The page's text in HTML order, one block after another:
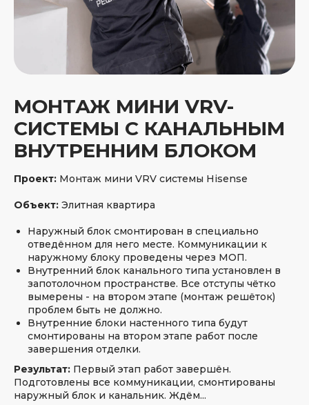
МОНТАЖ МИНИ VRV-
СИСТЕМЫ С КАНАЛЬНЫМ
ВНУТРЕННИМ БЛОКОМ
Проект: Монтаж мини VRV системы Hisense
Объект: Элитная квартира
Наружный блок смонтирован в специально
отведённом для него месте. Коммуникации к
наружному блоку проведены через МОП.
Внутренний блок канального типа установлен в
запотолочном пространстве. Все отступы чётко
вымерены - на втором этапе (монтаж решёток)
проблем быть не должно.
Внутренние блоки настенного типа будут
смонтированы на втором этапе работ после
завершения отделки.
Результат: Первый этап работ завершён.
Подготовлены все коммуникации, смонтированы
наружный блок и канальник. Ждём...
Так и должна выполняться подобная
услуга! Никаких ненужных процедур
в стиле «к вам приедет замерщик».
В 21 веке, когда все можно
сфотографировать и отправить,
иное, можно считать анахронизмом.
ТКП выставлено онлайн, сумма
заведомо известна.
Номер телефона
Ознакомлен/а сполитикой
данныхи даю согласие на их
обработку
Рассчитать монтаж